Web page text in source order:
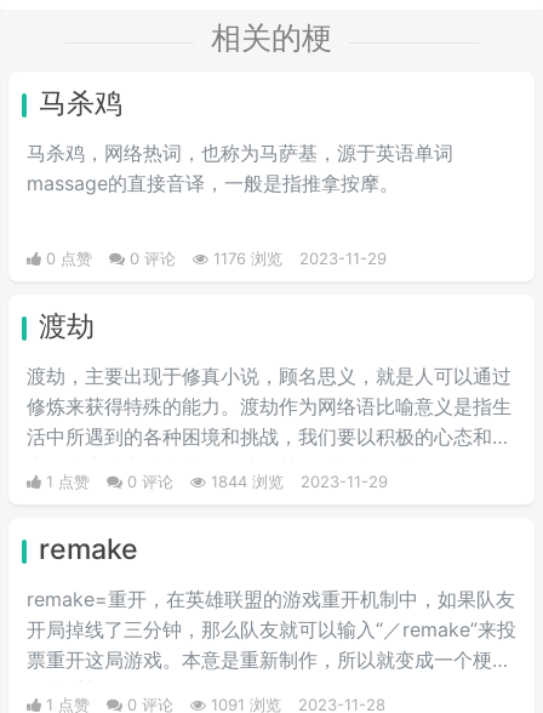
相关的梗
马杀鸡
马杀鸡，网络热词，也称为马萨基，源于英语单词
massage的直接音译，一般是指推拿按摩。
0 点赞 0 评论 1176 浏览 2023-11-29
渡劫
渡劫，主要出现于修真小说，顾名思义，就是人可以通过
修炼来获得特殊的能力。渡劫作为网络语比喻意义是指生
活中所遇到的各种困境和挑战，我们要以积极的心态和坚
定的意志去应对和克服，从而获得成长和提升。
1 点赞 0 评论 1844 浏览 2023-11-29
remake
remake=重开，在英雄联盟的游戏重开机制中，如果队友
开局掉线了三分钟，那么队友就可以输入“／remake”来投
票重开这局游戏。本意是重新制作，所以就变成一个梗，
代表重新开始。
1 点赞 0 评论 1091 浏览 2023-11-28